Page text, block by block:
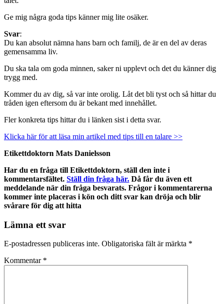
Ge mig några goda tips känner mig lite osäker.
Svar:
Du kan absolut nämna hans barn och familj, de är en del av deras
gemensamma liv.
Du ska tala om goda minnen, saker ni upplevt och det du känner dig
trygg med.
Kommer du av dig, så var inte orolig. Låt det bli tyst och så hittar du
tråden igen eftersom du är bekant med innehållet.
Fler konkreta tips hittar du i länken sist i detta svar.
Klicka här för att läsa min artikel med tips till en talare >>
Etikettdoktorn Mats Danielsson
Har du en fråga till Etikettdoktorn, ställ den inte i
kommentarsfältet. Ställ din fråga här. Då får du även ett
meddelande när din fråga besvarats. Frågor i kommentarerna
kommer inte placeras i kön och ditt svar kan dröja och blir
svårare för dig att hitta
Lämna ett svar
E-postadressen publiceras inte. Obligatoriska fält är märkta *
Kommentar *